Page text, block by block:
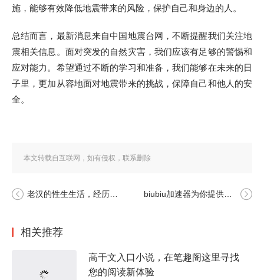
施，能够有效降低地震带来的风险，保护自己和身边的人。
总结而言，最新消息来自中国地震台网，不断提醒我们关注地
震相关信息。面对突发的自然灾害，我们应该有足够的警惕和
应对能力。希望通过不断的学习和准备，我们能够在未来的日
子里，更加从容地面对地震带来的挑战，保障自己和他人的安
全。
本文转载自互联网，如有侵权，联系删除
老汉的性生生活，经历了怎样的变化与发展，这是一段不为人知的故事。 biubiu加速器为你提供高速网络体验，无需再忍受慢速上网的烦恼！
相关推荐
高干文入口小说，在笔趣阁这里寻找
您的阅读新体验